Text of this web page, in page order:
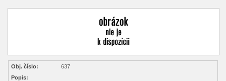
Obj. číslo:
637
Popis: